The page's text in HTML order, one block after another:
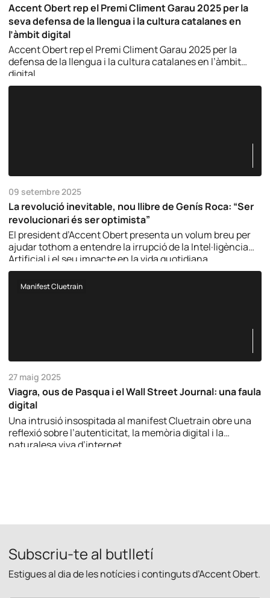
Accent Obert rep el Premi Climent Garau 2025 per la
seva defensa de la llengua i la cultura catalanes en
l’àmbit digital
Accent Obert rep el Premi Climent Garau 2025 per la
defensa de la llengua i la cultura catalanes en l’àmbit
digital.
09 setembre 2025
La revolució inevitable, nou llibre de Genís Roca: “Ser
revolucionari és ser optimista”
El president d’Accent Obert presenta un volum breu per
ajudar tothom a entendre la irrupció de la Intel·ligència
Artificial i el seu impacte en la vida quotidiana.
Manifest Cluetrain
27 maig 2025
Viagra, ous de Pasqua i el Wall Street Journal: una faula
digital
Una intrusió insospitada al manifest Cluetrain obre una
reflexió sobre l’autenticitat, la memòria digital i la
naturalesa viva d’internet.
Subscriu-te al butlletí
Estigues al dia de les notícies i continguts d’Accent Obert.